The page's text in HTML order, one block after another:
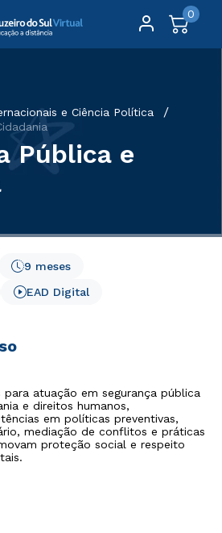
0
e Ciência Política
Pública e
9 meses
EAD Digital
atuação em segurança pública
e direitos humanos,
em políticas preventivas,
mediação de conflitos e práticas
proteção social e respeito